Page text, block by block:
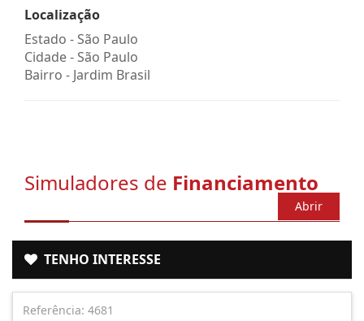
Localização
Estado -São Paulo
Cidade -São Paulo
Bairro - Jardim Brasil
Simuladores de Financiamento
Abrir
TENHO INTERESSE